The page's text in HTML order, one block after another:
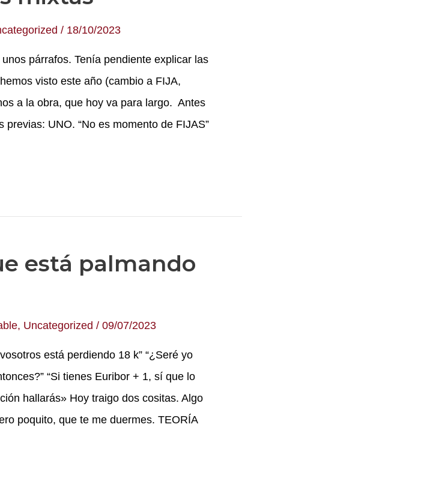
/ 18/10/2023
párrafos. Tenía pendiente explicar las
visto este año (cambio a FIJA,
a la obra, que hoy va para largo. Antes
UNO. “No es momento de FIJAS”
está palmando
, Uncategorized / 09/07/2023
está perdiendo 18 k” “¿Seré yo
“Si tienes Euribor + 1, sí que lo
hallarás» Hoy traigo dos cositas. Algo
poquito, que te me duermes. TEORÍA